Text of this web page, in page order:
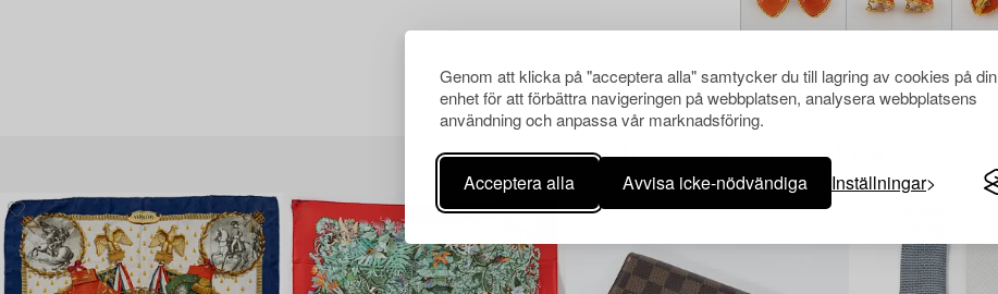
Genom att klicka på "acceptera alla" samtycker du till lagring av cookies på din
enhet för att förbättra navigeringen på webbplatsen, analysera webbplatsens
användning och anpassa vår marknadsföring.
Acceptera alla Avvisa icke-nödvändiga Inställningar
Andra har även tittat på